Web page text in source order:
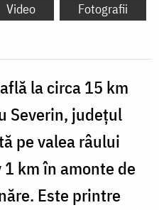
Video Fotografii
la circa 15 km
Severin, județul
pe valea râului
km în amonte de
Este printre